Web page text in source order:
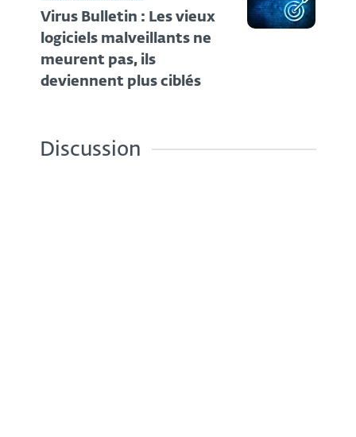
Virus Bulletin : Les vieux
logiciels malveillants ne
meurent pas, ils
deviennent plus ciblés
Discussion